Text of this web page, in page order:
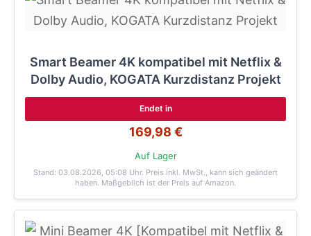
Smart Beamer 4K kompatibel mit Netflix &
Dolby Audio, KOGATA Kurzdistanz Projekt
Endet in
169,98 €
Auf Lager
Stand: 03.08.2026, 05:08 Uhr. Preis inkl. MwSt., kann sich geändert
haben. Maßgeblich ist der Preis auf Amazon.